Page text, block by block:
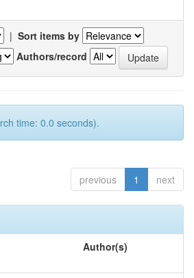
| Sort items by
Authors/record
time: 0.0 seconds).
previous 1 next
Author(s)